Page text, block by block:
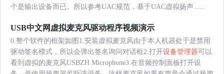
个是输出设备而已。所以参考UAC规范，基于UAC虚拟扬声......
USB中文网虚拟麦克风驱动程序视频演示
0.整个软件的框架如图1.安装虚拟麦克风由于本人机器处于是禁用
驱动签名模式，所以会弹出签名询问对话框2.打开设备管理器可以
看到虚拟的麦克风USBZH Microphone3.在音频控制面板打开设